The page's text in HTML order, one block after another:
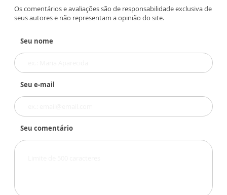
Os comentários e avaliações são de responsabilidade exclusiva de
seus autores e não representam a opinião do site.
Seu nome
Seu e-mail
Seu comentário